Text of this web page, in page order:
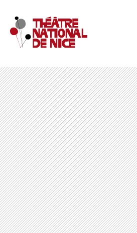
Réservez en ligne
Abonnez-vous en ligne
LE TNN
PRÉSENTATION
Muriel Mayette-Holtz
Le CDN